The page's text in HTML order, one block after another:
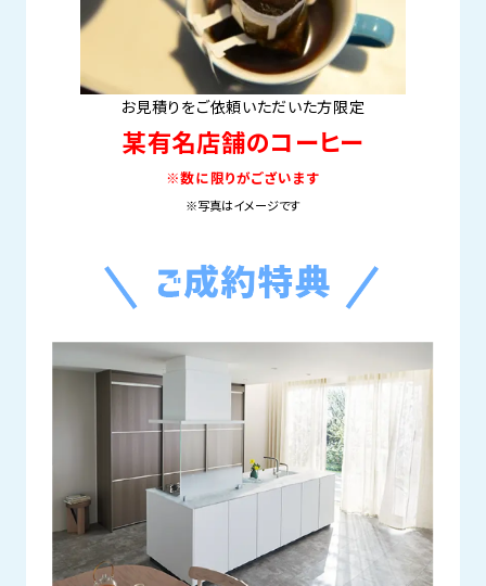
お見積りをご依頼いただいた方限定
某有名店舗のコーヒー
※数に限りがございます
※写真はイメージです